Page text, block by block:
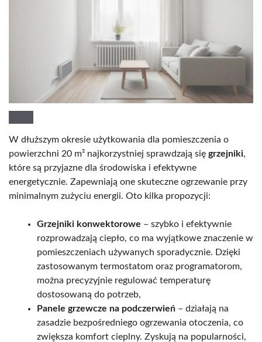
W dłuższym okresie użytkowania dla pomieszczenia o
powierzchni 20 m² najkorzystniej sprawdzają się grzejniki,
które są przyjazne dla środowiska i efektywne
energetycznie. Zapewniają one skuteczne ogrzewanie przy
minimalnym zużyciu energii. Oto kilka propozycji:
Grzejniki konwektorowe – szybko i efektywnie
rozprowadzają ciepło, co ma wyjątkowe znaczenie w
pomieszczeniach używanych sporadycznie. Dzięki
zastosowanym termostatom oraz programatorom,
można precyzyjnie regulować temperaturę
dostosowaną do potrzeb,
Panele grzewcze na podczerwień – działają na
zasadzie bezpośredniego ogrzewania otoczenia, co
zwiększa komfort cieplny. Zyskują na popularności,